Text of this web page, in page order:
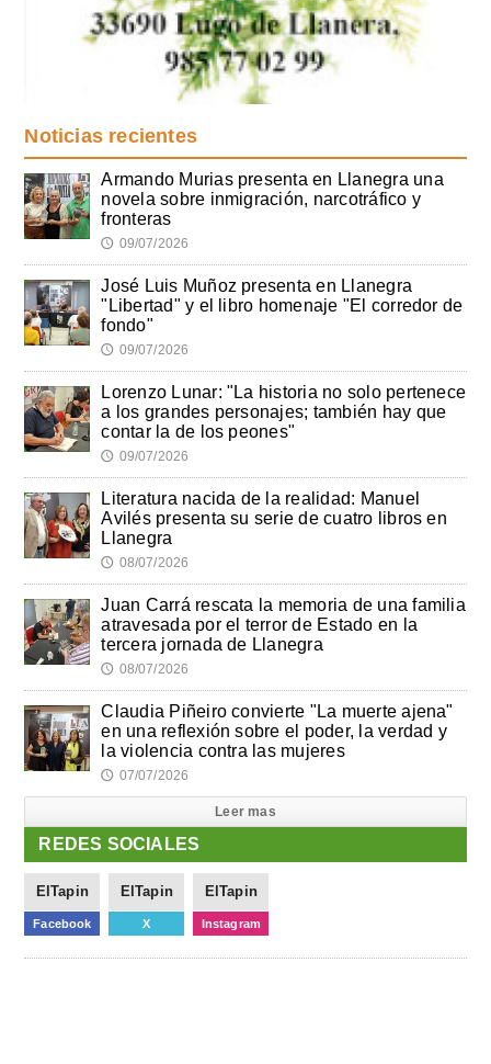
Noticias recientes
Armando Murias presenta en Llanegra una
novela sobre inmigración, narcotráfico y
fronteras
🕔 09/07/2026
José Luis Muñoz presenta en Llanegra
"Libertad" y el libro homenaje "El corredor de
fondo"
🕔 09/07/2026
Lorenzo Lunar: "La historia no solo pertenece
a los grandes personajes; también hay que
contar la de los peones"
🕔 09/07/2026
Literatura nacida de la realidad: Manuel
Avilés presenta su serie de cuatro libros en
Llanegra
🕔 08/07/2026
Juan Carrá rescata la memoria de una familia
atravesada por el terror de Estado en la
tercera jornada de Llanegra
🕔 08/07/2026
Claudia Piñeiro convierte "La muerte ajena"
en una reflexión sobre el poder, la verdad y
la violencia contra las mujeres
🕔 07/07/2026
Leer mas
REDES SOCIALES
ElTapin
Facebook
ElTapin
X
ElTapin
Instagram